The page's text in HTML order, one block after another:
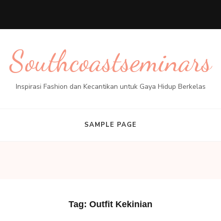
Southcoastseminars
Inspirasi Fashion dan Kecantikan untuk Gaya Hidup Berkelas
SAMPLE PAGE
Tag: Outfit Kekinian